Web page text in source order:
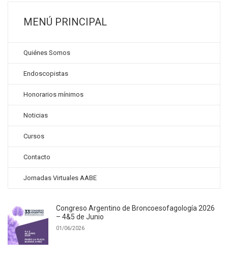
MENÚ PRINCIPAL
Quiénes Somos
Endoscopistas
Honorarios mínimos
Noticias
Cursos
Contacto
Jornadas Virtuales AABE
Congreso Argentino de Broncoesofagología 2026
– 4&5 de Junio
01/06/2026